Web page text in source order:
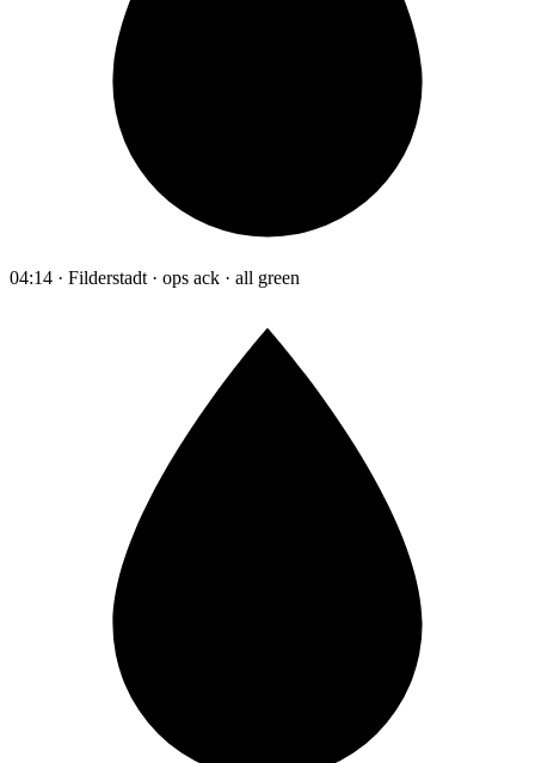
04:14 · Filderstadt · ops ack · all green